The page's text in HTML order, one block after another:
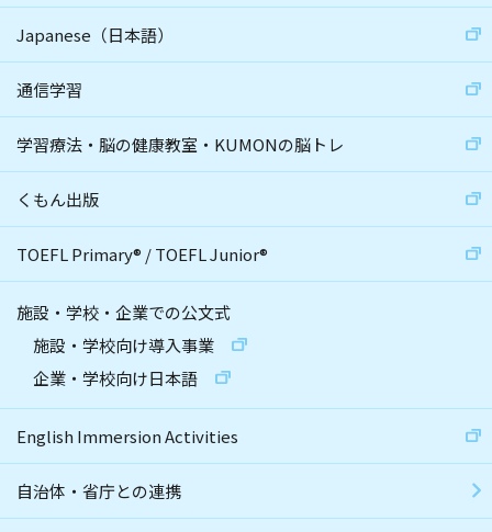
Japanese（日本語）
通信学習
学習療法・脳の健康教室・KUMONの脳トレ
くもん出版
TOEFL Primary® /TOEFL Junior®
施設・学校・企業での公文式
施設・学校向け導入事業
企業・学校向け日本語
English Immersion Activities
自治体・省庁との連携